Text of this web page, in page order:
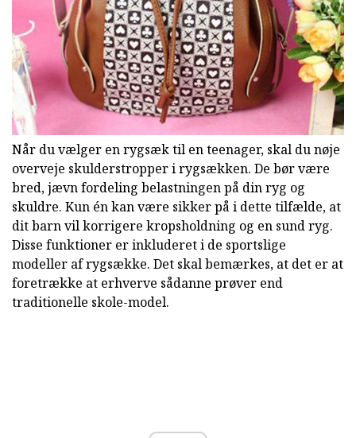
Når du vælger en rygsæk til en teenager, skal du nøje
overveje skulderstropper i rygsækken. De bør være
bred, jævn fordeling belastningen på din ryg og
skuldre. Kun én kan være sikker på i dette tilfælde, at
dit barn vil korrigere kropsholdning og en sund ryg.
Disse funktioner er inkluderet i de sportslige
modeller af rygsække. Det skal bemærkes, at det er at
foretrække at erhverve sådanne prøver end
traditionelle skole-model.